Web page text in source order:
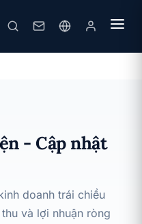
nhật 2024
2025
- Cập nhật
doanh trái chiều
và lợi nhuận ròng